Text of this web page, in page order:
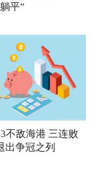
平”
不敌海港 三连败
出争冠之列